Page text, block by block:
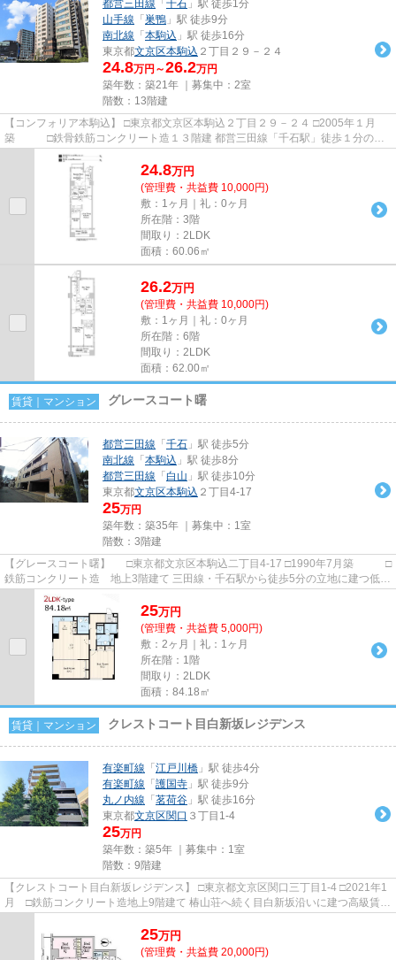
都営三田線 「 千石 」駅 徒歩1分
山手線 「 巣鴨 」駅 徒歩9分
南北線 「 本駒込 」駅 徒歩16分
東京都文京区本駒込 ２丁目２９－２４
24.8万円～26.2万円
築年数：築21年 ｜募集中： 2室
階数：13階建
【コンフォリア本駒込】 □東京都文京区本駒込２丁目２９－２４ □2005年１月
築 □鉄骨鉄筋コンクリート造１３階建 都営三田線「千石駅」徒歩１分の好
立地に建つ人気のペット可物...
24.8万円
(管理費・共益費 10,000円)
敷：1ヶ月｜礼：0ヶ月
所在階：3階
間取り：2LDK
面積：60.06㎡
26.2万円
(管理費・共益費 10,000円)
敷：1ヶ月｜礼：0ヶ月
所在階：6階
間取り：2LDK
面積：62.00㎡
賃貸｜マンション グレースコート曙
都営三田線 「 千石 」駅 徒歩5分
南北線 「 本駒込 」駅 徒歩8分
都営三田線 「 白山 」駅 徒歩10分
東京都文京区本駒込 ２丁目4-17
25万円
築年数：築35年 ｜募集中： 1室
階数：3階建
【グレースコート曙】 □東京都文京区本駒込二丁目4-17 □1990年7月築 □
鉄筋コンクリート造 地上3階建て 三田線・千石駅から徒歩5分の立地に建つ低層
マンションのご紹介です...
25万円
(管理費・共益費 5,000円)
敷：2ヶ月｜礼：1ヶ月
所在階：1階
間取り：2LDK
面積：84.18㎡
賃貸｜マンション クレストコート目白新坂レジデンス
有楽町線 「 江戸川橋 」駅 徒歩4分
有楽町線 「 護国寺 」駅 徒歩9分
丸ノ内線 「 茗荷谷 」駅 徒歩16分
東京都文京区関口 ３丁目1-4
25万円
築年数：築5年 ｜募集中： 1室
階数：9階建
【クレストコート目白新坂レジデンス】 □東京都文京区関口三丁目1-4 □2021年1
月 □鉄筋コンクリート造地上9階建て 椿山荘へ続く目白新坂沿いに建つ高級賃貸
25万円
(管理費・共益費 20,000円)